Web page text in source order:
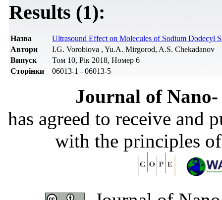
Results (1):
Назва
Ultrasound Effect on Molecules of Sodium Dodecyl
Автори
I.G. Vorobiova , Yu.A. Mirgorod, A.S. Chekadanov
Випуск
Том 10, Рік 2018, Номер 6
Сторінки
06013-1 - 06013-5
Journal of
has agreed to receive and
with the principles